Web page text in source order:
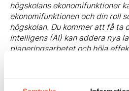
högskolans ekonomifunktioner
ekonomifunktionen och din roll
högskolan. Du kommer att få ta
intelligens (AI) kan addera nya
planeringsarbetet och höja
controllers och CFO:er.
veta mer om hur AI har
finansiella prognoser,